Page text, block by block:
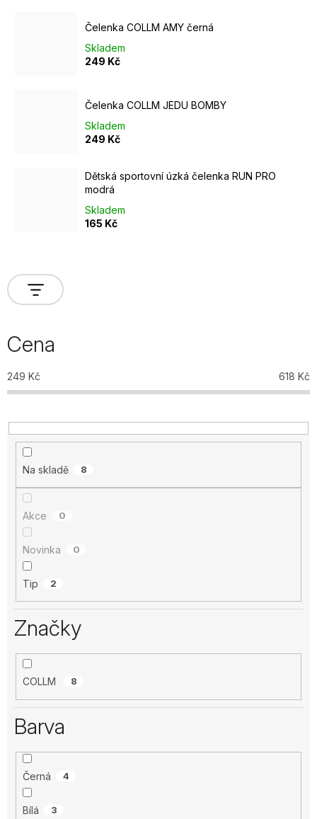
Čelenka COLLM AMY černá
Skladem
249 Kč
Čelenka COLLM JEDU BOMBY
Skladem
249 Kč
Dětská sportovní úzká čelenka RUN PRO
modrá
Skladem
165 Kč
Cena
249 Kč 618 Kč
Na skladě 8
Akce 0
Novinka 0
Tip 2
Značky
COLLM 8
Barva
Černá 4
Bílá 3